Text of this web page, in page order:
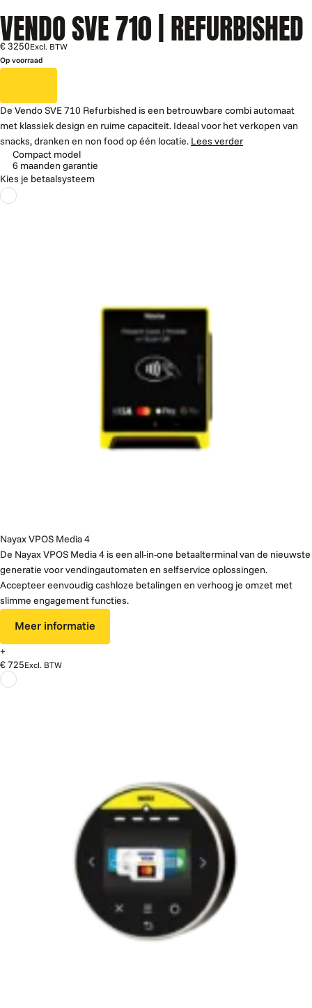
VENDO SVE 710 | REFURBISHED
€ 3250Excl. BTW
Op voorraad
De Vendo SVE 710 Refurbished is een betrouwbare combi automaat
met klassiek design en ruime capaciteit. Ideaal voor het verkopen van
snacks, dranken en non food op één locatie. Lees verder
Compact model
6 maanden garantie
Kies je betaalsysteem
Nayax VPOS Media 4
De Nayax VPOS Media 4 is een all-in-one betaalterminal van de nieuwste
generatie voor vendingautomaten en selfservice oplossingen.
Accepteer eenvoudig cashloze betalingen en verhoog je omzet met
slimme engagement functies.
Meer informatie
+
€ 725Excl. BTW